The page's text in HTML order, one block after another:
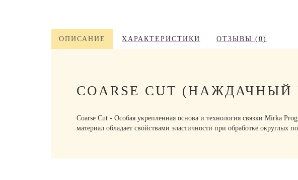
ОПИСАНИЕ ХАРАКТЕРИСТИКИ ОТЗЫВЫ (0)
COARSE CUT
Coarse Cut - Особая укрепленная основа и технология связки Mirka
материал обладает свойствами эластичности при обработке